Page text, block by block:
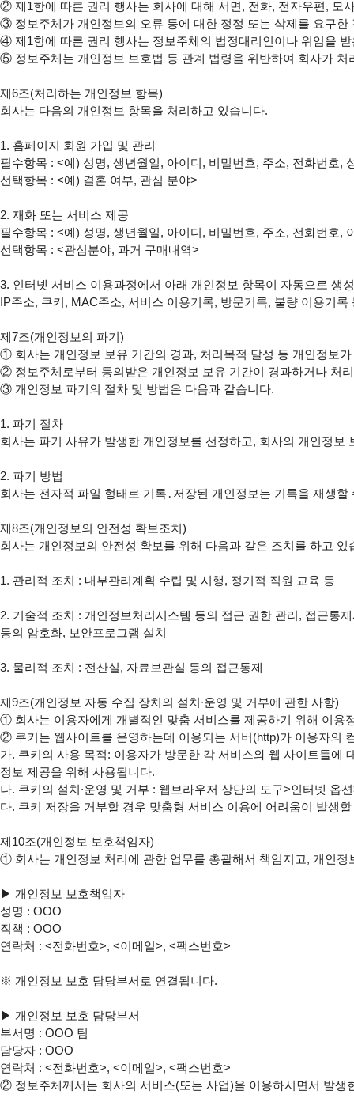
② 제1항에 따른 권리 행사는 회사에 대해 서면, 전화, 전자우편, 모
③ 정보주체가 개인정보의 오류 등에 대한 정정 또는 삭제를 요구
④ 제1항에 따른 권리 행사는 정보주체의 법정대리인이나 위임을
⑤ 정보주체는 개인정보 보호법 등 관계 법령을 위반하여 회사가
제6조(처리하는 개인정보 항목)
회사는 다음의 개인정보 항목을 처리하고 있습니다.
1. 홈페이지 회원 가입 및 관리
필수항목 : <예) 성명, 생년월일, 아이디, 비밀번호, 주소, 전화번호,
선택항목 : <예) 결혼 여부, 관심 분야>
2. 재화 또는 서비스 제공
필수항목 : <예) 성명, 생년월일, 아이디, 비밀번호, 주소, 전화번호
선택항목 : <관심분야, 과거 구매내역>
3. 인터넷 서비스 이용과정에서 아래 개인정보 항목이 자동으로 생
IP주소, 쿠키, MAC주소, 서비스 이용기록, 방문기록, 불량 이용기록
제7조(개인정보의 파기)
① 회사는 개인정보 보유 기간의 경과, 처리목적 달성 등 개인정보
② 정보주체로부터 동의받은 개인정보 보유 기간이 경과하거나 처
③ 개인정보 파기의 절차 및 방법은 다음과 같습니다.
1. 파기 절차
회사는 파기 사유가 발생한 개인정보를 선정하고, 회사의 개인정
2. 파기 방법
회사는 전자적 파일 형태로 기록․저장된 개인정보는 기록을 재생
제8조(개인정보의 안전성 확보조치)
회사는 개인정보의 안전성 확보를 위해 다음과 같은 조치를 하고 있
1. 관리적 조치 : 내부관리계획 수립 및 시행, 정기적 직원 교육 등
2. 기술적 조치 : 개인정보처리시스템 등의 접근 권한 관리, 접근통
등의 암호화, 보안프로그램 설치
3. 물리적 조치 : 전산실, 자료보관실 등의 접근통제
제9조(개인정보 자동 수집 장치의 설치∙운영 및 거부에 관한 사항)
① 회사는 이용자에게 개별적인 맞춤 서비스를 제공하기 위해 이용
② 쿠키는 웹사이트를 운영하는데 이용되는 서버(http)가 이용자의
가. 쿠키의 사용 목적: 이용자가 방문한 각 서비스와 웹 사이트들에
정보 제공을 위해 사용됩니다.
나. 쿠키의 설치∙운영 및 거부 : 웹브라우저 상단의 도구>인터넷
다. 쿠키 저장을 거부할 경우 맞춤형 서비스 이용에 어려움이 발생
제10조(개인정보 보호책임자)
① 회사는 개인정보 처리에 관한 업무를 총괄해서 책임지고, 개인
▶ 개인정보 보호책임자
성명 : OOO
직책 : OOO
연락처 : <전화번호>, <이메일>, <팩스번호>
※ 개인정보 보호 담당부서로 연결됩니다.
▶ 개인정보 보호 담당부서
부서명 : OOO 팀
담당자 : OOO
연락처 : <전화번호>, <이메일>, <팩스번호>
② 정보주체께서는 회사의 서비스(또는 사업)을 이용하시면서 발생